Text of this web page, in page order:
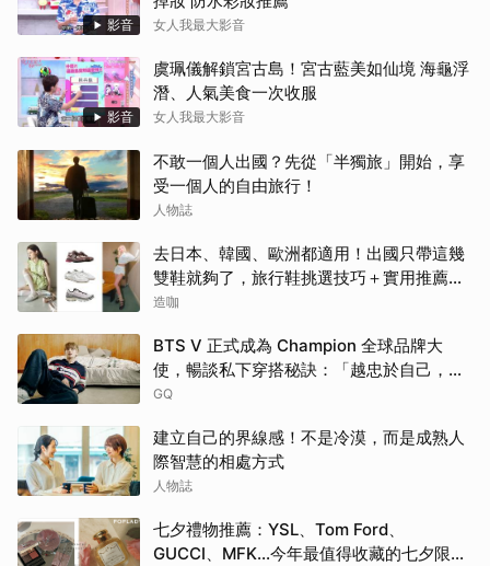
影音 女人我最大影音
影音
虞珮儀解鎖宮古島！宮古藍美如仙境 海龜浮
潛、人氣美食一次收服
女人我最大影音
不敢一個人出國？先從「半獨旅」開始，享
受一個人的自由旅行！
人物誌
去日本、韓國、歐洲都適用！出國只帶這幾
雙鞋就夠了，旅行鞋挑選技巧＋實用推薦一
次看
造咖
BTS V 正式成為 Champion 全球品牌大
使，暢談私下穿搭秘訣：「越忠於自己，就
會越有自信」
GQ
建立自己的界線感！不是冷漠，而是成熟人
際智慧的相處方式
人物誌
七夕禮物推薦：YSL、Tom Ford、
GUCCI、MFK...今年最值得收藏的七夕限定